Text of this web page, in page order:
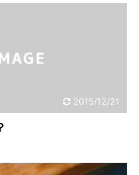
2015/12/21